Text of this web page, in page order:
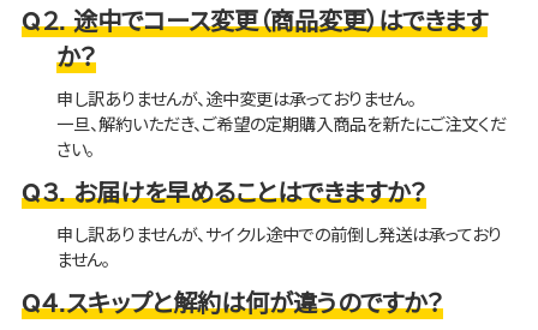
Q２. 途中でコース変更（商品変更）はできます
か？
申し訳ありませんが、途中変更は承っておりません。
一旦、解約いただき、ご希望の定期購入商品を新たにご注文くだ
さい。
Q３. お届けを早めることはできますか？
申し訳ありませんが、サイクル途中での前倒し発送は承っており
ません。
Q４.スキップと解約は何が違うのですか？